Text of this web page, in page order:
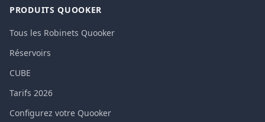
PRODUITS QUOOKER
Tous les Robinets Quooker
Réservoirs
CUBE
Tarifs 2026
Configurez votre Quooker